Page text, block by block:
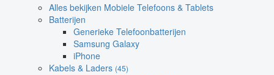
Alles bekijken Mobiele Telefoons & Tablets
Batterijen
Generieke Telefoonbatterijen
Samsung Galaxy
iPhone
Kabels & Laders (45)